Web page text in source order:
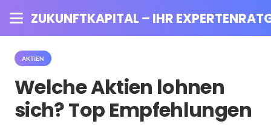
ZUKUNFTKAPITAL – IHR
AKTIEN
Welche Aktien lohnen
sich? Top Empfehlungen